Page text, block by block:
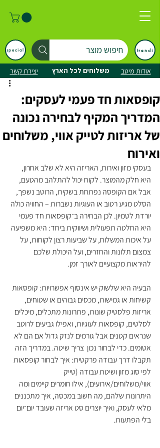
אודות מיטב יצירת קשר משלוחים לכל הארץ
trendi חיפוש מוצר special
קופסאות חד פעמי לעסקים:
המדריך המקיף לבחירה נכונה
של אריזות לטייק אווי, משלוחים
ואירוח
בעסקי מזון ואירוח, האריזה היא לא שלב אחרון,
היא חלק מהמוצר. לקוח יכול להתלהב מהטעם,
אבל אם הקופסה נפתחת בשקית, הרוטב נשפך,
הסלט מגיע רטוב או העוגיות נשברות – החוויה כולה
יורדת לטמיון. לכן הבחירה ב־קופסאות חד פעמי
היא החלטה תפעולית ושיווקית ביחד: היא משפיעה
על איכות המשלוח, על שביעות רצון לקוחות, על
צמצום תלונות והחזרים, ועל היכולת שלכם
להיראות מקצועיים לאורך זמן.
הבעיה היא שלשוק יש אינסוף אפשרויות: קופסאות
קשיחות או גמישות, מכסים גבוהים או שטוחים,
אריזות פלסטיק שונות, פתרונות מתכלים, מיכלים
לסלטים, קופסאות לעוגיות, ואפילו גביעים לרוטב
שנראים קטנים אבל גורמים לנזק גדול אם הם לא
אטומים. כדי לבחור נכון  צריך שיטה. במדריך הזה
תקבלו דרך עבודה פרקטית: איך לבחור קופסאות
לפי סוג מזון ושיטת עבודה (טייק
אווי/משלוחים/אירועים), אילו חומרים קיימים ומה
היתרונות שלהם, מה חשוב במכסה, איך מתכננים
מלאי לעסק, ואיך יוצרים סט אריזה שעובד יום־יום
בלי הפתעות.